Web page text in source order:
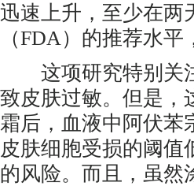
迅速上升，至少在两
（FDA）的推荐水
这项研究特别关注
致皮肤过敏。但是，
霜后，血液中阿伏苯
皮肤细胞受损的阈值
的风险。而且，虽然